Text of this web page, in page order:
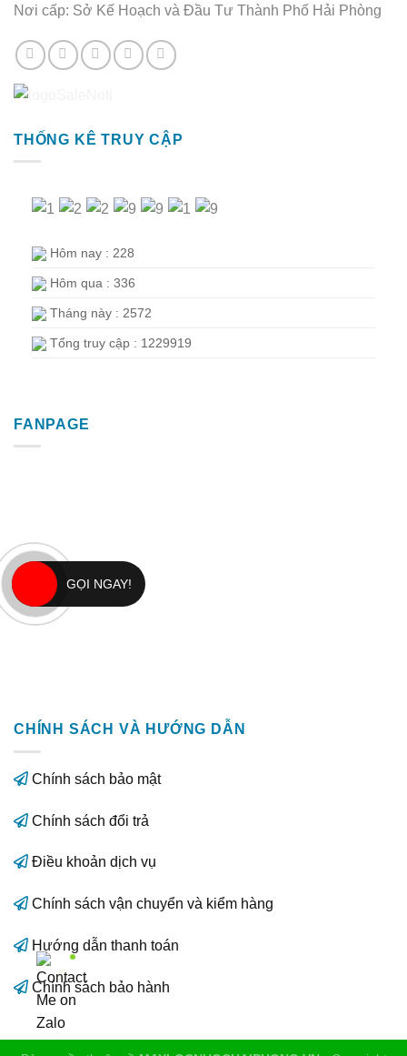
Nơi cấp: Sở Kế Hoạch và Đầu Tư Thành Phố Hải Phòng
THỐNG KÊ TRUY CẬP
Hôm nay : 228
Hôm qua : 336
Tháng này : 2572
Tổng truy cập : 1229919
FANPAGE
CHÍNH SÁCH VÀ HƯỚNG DẪN
Chính sách bảo mật
Chính sách đổi trả
Điều khoản dịch vụ
Chính sách vận chuyển và kiểm hàng
Hướng dẫn thanh toán
Chính sách bảo hành
GỌI NGAY!